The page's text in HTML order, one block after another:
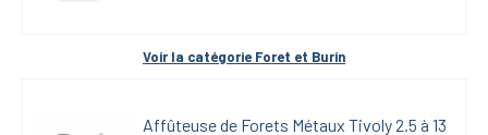
Voir la catégorie Foret et Burin
Affûteuse de Forets Métaux Tivoly 2.5 à 13